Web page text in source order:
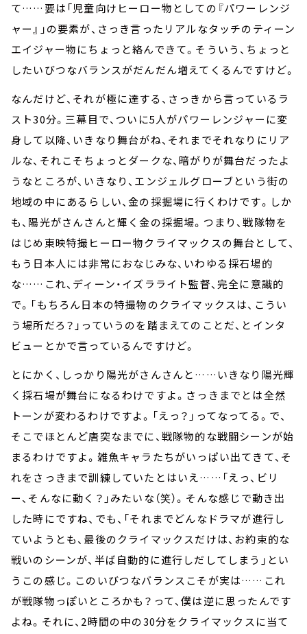
て……要は「児童向けヒーロー物としての『パワーレンジ
ャー』」の要素が、さっき言ったリアルなタッチのティーン
エイジャー物にちょっと絡んできて。そういう、ちょっと
したいびつなバランスがだんだん増えてくるんですけど。
なんだけど、それが極に達する、さっきから言っているラ
スト30分。三幕目で、ついに5人がパワーレンジャーに変
身して以降、いきなり舞台がね、それまでそれなりにリア
ルな、それこそちょっとダークな、暗がりが舞台だったよ
うなところが、いきなり、エンジェルグローブという街の
地域の中にあるらしい、金の採掘場に行くわけです。しか
も、陽光がさんさんと輝く金の採掘場。つまり、戦隊物を
はじめ東映特撮ヒーロー物クライマックスの舞台として、
もう日本人には非常におなじみな、いわゆる採石場的
な……これ、ディーン・イズラライト監督、完全に意識的
で。「もちろん日本の特撮物のクライマックスは、こうい
う場所だろ？」っていうのを踏まえてのことだ、とインタ
ビューとかで言っているんですけど。
とにかく、しっかり陽光がさんさんと……いきなり陽光輝
く採石場が舞台になるわけですよ。さっきまでとは全然
トーンが変わるわけですよ。「えっ？」ってなってる。で、
そこでほとんど唐突なまでに、戦隊物的な戦闘シーンが始
まるわけですよ。雑魚キャラたちがいっぱい出てきて、そ
れをさっきまで訓練していたとはいえ……「えっ、ビリ
ー、そんなに動く？」みたいな（笑）。そんな感じで動き出
した時にですね、でも、「それまでどんなドラマが進行し
ていようとも、最後のクライマックスだけは、お約束的な
戦いのシーンが、半ば自動的に進行しだしてしまう」とい
うこの感じ。このいびつなバランスこそが実は……これ
が戦隊物っぽいところかも？って、僕は逆に思ったんです
よね。それに、2時間の中の30分をクライマックスに当て